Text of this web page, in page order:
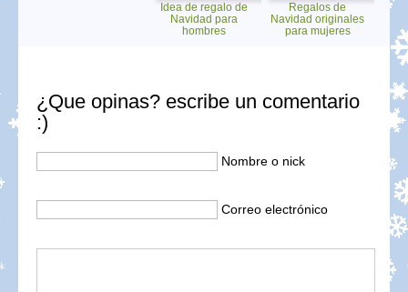
Idea de regalo de
Navidad para
hombres
Regalos de
Navidad originales
para mujeres
¿Que opinas? escribe un comentario
:)
Nombre o nick
Correo electrónico